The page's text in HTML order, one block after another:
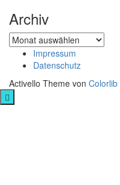
Archiv
Archiv
Impressum
Datenschutz
Activello Theme von Colorlib